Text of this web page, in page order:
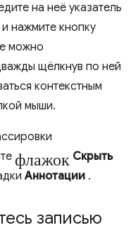
на неё указатель
и нажмите кнопку
можно
щёлкнув по ней
контекстным
мыши.
флажок Скрыть
Аннотации .
записью